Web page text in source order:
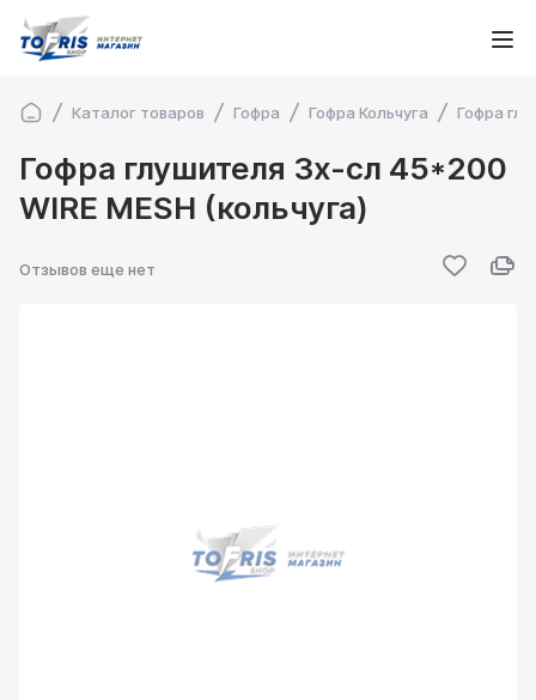
Каталог товаров Гофра Гофра Кольчуга Гофра
Гофра глушителя 3х-сл 45*200
WIRE MESH (кольчуга)
Отзывов еще нет